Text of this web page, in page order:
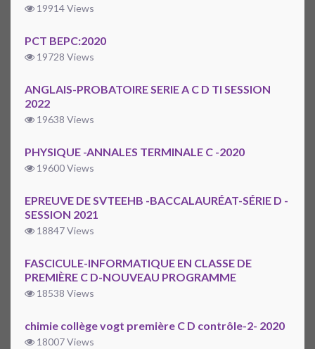
19914 Views
PCT BEPC:2020
19728 Views
ANGLAIS-PROBATOIRE SERIE A C D TI SESSION
2022
19638 Views
PHYSIQUE -ANNALES TERMINALE C -2020
19600 Views
EPREUVE DE SVTEEHB -BACCALAURÉAT-SÉRIE D -
SESSION 2021
18847 Views
FASCICULE-INFORMATIQUE EN CLASSE DE
PREMIÈRE C D-NOUVEAU PROGRAMME
18538 Views
chimie collège vogt première C D contrôle-2- 2020
18007 Views